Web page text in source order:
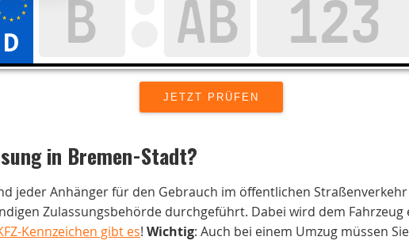
in Bremen-Stadt?
jeder Anhänger für den Gebrauch im öffentlichen
Zulassungsbehörde durchgeführt. Dabei wird dem
Kennzeichen gibt es! Wichtig: Auch bei einem Umzug müssen